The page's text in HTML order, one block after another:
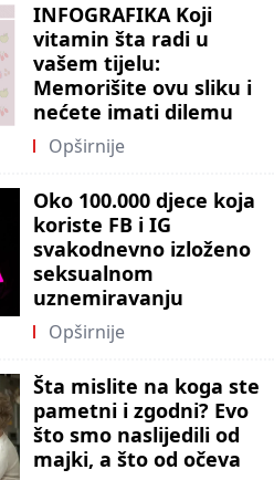
INFOGRAFIKA Koji
vitamin šta radi u
vašem tijelu:
Memorišite ovu sliku i
nećete imati dilemu
Opširnije
Oko 100.000 djece koja
koriste FB i IG
svakodnevno izloženo
seksualnom
uznemiravanju
Opširnije
Šta mislite na koga ste
pametni i zgodni? Evo
što smo naslijedili od
majki, a što od očeva